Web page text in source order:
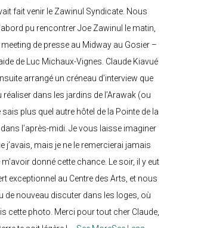
fait venir le Zawinul Syndicate. Nous
pu rencontrer Joe Zawinul le matin,
meeting de presse au Midway au Gosier –
de Luc Michaux-Vignes. Claude Kiavué
arrangé un créneau d’interview que
réaliser dans les jardins de l’Arawak (ou
sais plus quel autre hôtel de la Pointe de la
l’après-midi. Je vous laisse imaginer
j’avais, mais je ne le remercierai jamais
donné cette chance. Le soir, il y eut
exceptionnel au Centre des Arts, et nous
de nouveau discuter dans les loges, où
cette photo. Merci pour tout cher Claude,